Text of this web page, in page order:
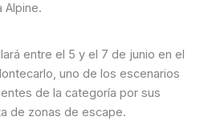
Alpine.
entre el 5 y el 7 de junio en el
uno de los escenarios
de la categoría por sus
de zonas de escape.